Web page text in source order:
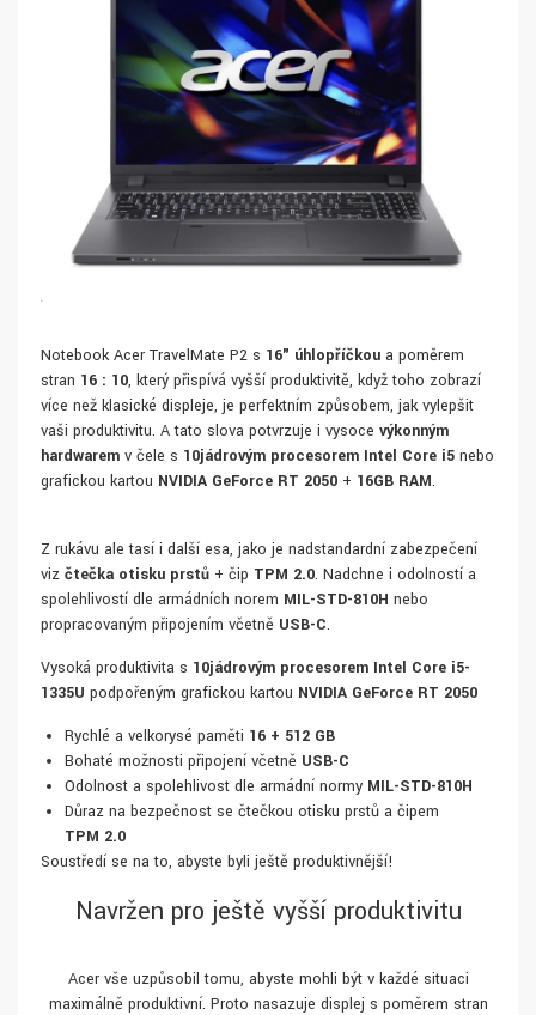
Notebook Acer TravelMate P2 s 16" úhlopříčkou a poměrem
stran 16 : 10, který přispívá vyšší produktivitě, když toho zobrazí
více než klasické displeje, je perfektním způsobem, jak vylepšit
vaši produktivitu. A tato slova potvrzuje i vysoce výkonným
hardwarem v čele s 10jádrovým procesorem Intel Core i5 nebo
grafickou kartou NVIDIA GeForce RT 2050 + 16GB RAM.
Z rukávu ale tasí i další esa, jako je nadstandardní zabezpečení
viz čtečka otisku prstů + čip TPM 2.0. Nadchne i odolností a
spolehlivostí dle armádních norem MIL-STD-810H nebo
propracovaným připojením včetně USB-C.
Vysoká produktivita s 10jádrovým procesorem Intel Core i5-
1335U podpořeným grafickou kartou NVIDIA GeForce RT 2050
Rychlé a velkorysé paměti 16 + 512 GB
Bohaté možnosti připojení včetně USB-C
Odolnost a spolehlivost dle armádní normy MIL-STD-810H
Důraz na bezpečnost se čtečkou otisku prstů a čipem
TPM 2.0
Soustředí se na to, abyste byli ještě produktivnější!
Navržen pro ještě vyšší produktivitu
Acer vše uzpůsobil tomu, abyste mohli být v každé situaci
maximálně produktivní. Proto nasazuje displej s poměrem stran